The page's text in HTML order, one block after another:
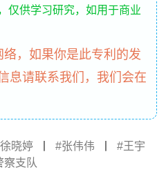
仅供学习研究，如用于商业
络，如果你是此专利的发
息请联系我们，我们会在
徐晓婷 张伟伟
王宇
察支队